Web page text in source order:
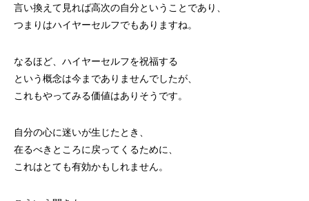
言い換えて見れば高次の自分ということであり、
つまりはハイヤーセルフでもありますね。
なるほど、ハイヤーセルフを祝福する
という概念は今までありませんでしたが、
これもやってみる価値はありそうです。
自分の心に迷いが生じたとき、
在るべきところに戻ってくるために、
これはとても有効かもしれません。